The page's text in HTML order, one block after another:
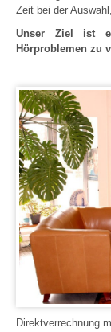
Zeit bei der
Unser Ziel ist
Hörproblemen zu
Direktverrechnung